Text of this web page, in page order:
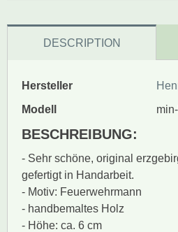
DESCRIPTION
Hersteller
Modell
BESCHREIBUNG:
- Sehr schöne, original
gefertigt in Handarbeit.
- Motiv: Feuerwehrmann
- handbemaltes Holz
- Höhe: ca. 6 cm